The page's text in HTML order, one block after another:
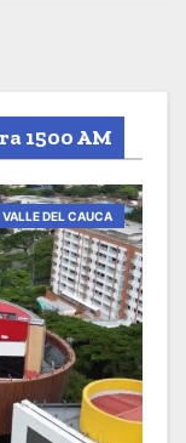
1500 AM
VALLE DEL CAUCA